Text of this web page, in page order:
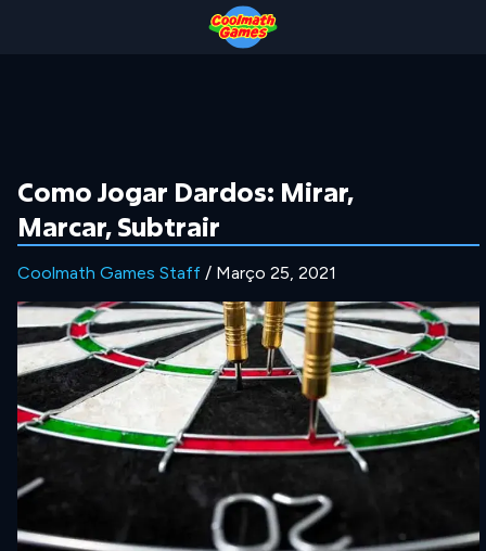
Como Jogar Dardos: Mirar,
Marcar, Subtrair
Coolmath Games Staff / Março 25, 2021